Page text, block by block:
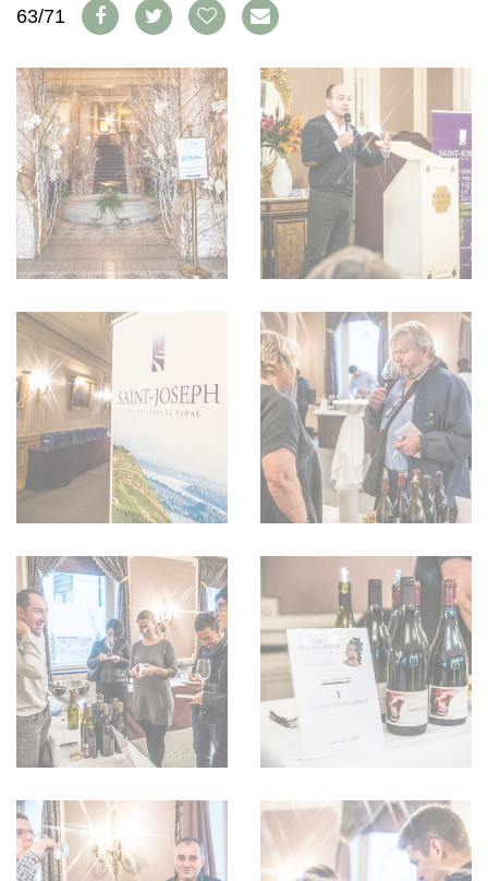
ABO
ARCHIV
VORTEILSWELT
BÜCHER
WEINSZENE
PORTRAITS
VINOPHILES
ARCHIV
ANMELDEN
AWARDS
GEWINNSPIELE
VORTEILSWELT
TRINKREIFETABELLE
ABO
WEINSUCHE
NEWSLETTER
REDAKTION
JOBS
WERBUNG
PRESSE
IMPRESSUM
AGB & DATENSCHUTZ
63/71